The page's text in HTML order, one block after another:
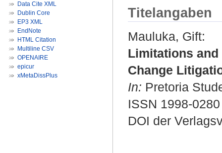
Data Cite XML
Dublin Core
EP3 XML
EndNote
HTML Citation
Multiline CSV
OPENAIRE
epicur
xMetaDissPlus
Titelangaben
Mauluka, Gift:
Limitations
Change
In: Pretoria
ISSN 1998-0280
DOI der